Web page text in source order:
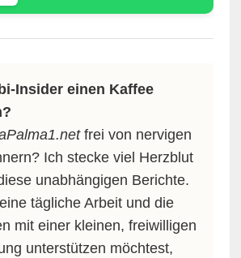
Insider einen Kaffee
frei von nervigen
Ich stecke viel Herzblut
unabhängigen Berichte.
tägliche Arbeit und die
mit einer kleinen, freiwilligen
unterstützen möchtest,